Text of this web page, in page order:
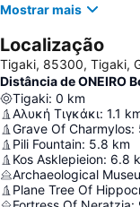
Mostrar mais
Localização
Tigaki, 85300, Tigaki,
Distância de ONEIRO
Tigaki: 0 km
Αλυκή Τιγκάκι: 1.1
Grave Of Charmylos:
Pili Fountain: 5.8 km
Kos Asklepieion: 6.8
Archaeological
Plane Tree Of